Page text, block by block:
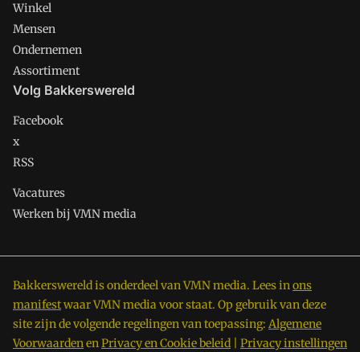
Winkel
Mensen
Ondernemen
Assortiment
Volg Bakkerswereld
Facebook
x
RSS
Vacatures
Werken bij VMN media
Bakkerswereld is onderdeel van VMN media. Lees inons
manifestwaar VMN media voor staat. Op gebruik van deze
site zijn de volgende regelingen van toepassing: Algemene
VoorwaardenenPrivacy en Cookie beleid Privacy instellingen